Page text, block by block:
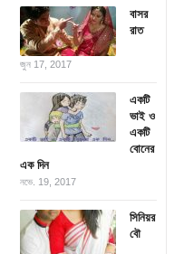
বাসর
রাত
জুন 17, 2017
একটি
ভাই ও
একটি
বোনের
এক দিন
নভে. 19, 2017
সিনিয়র
বৌ